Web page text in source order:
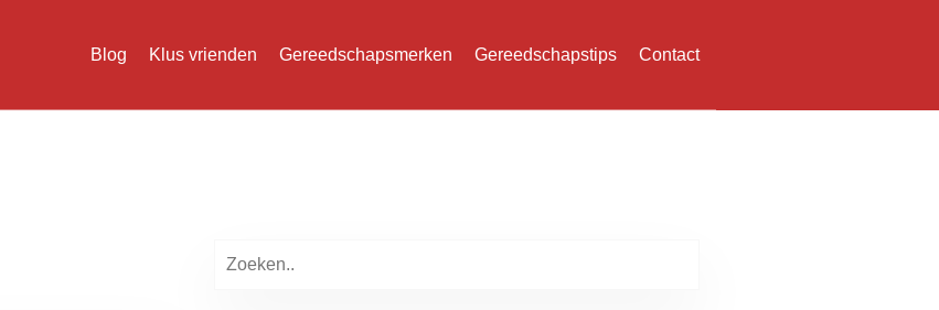
Blog Klus vrienden Gereedschapsmerken Gereedschapstips Contact